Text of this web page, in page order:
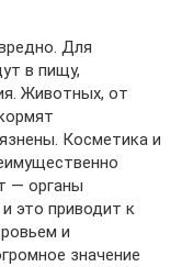
Для
в пищу,
Животных, от
Косметика и
— органы
это приводит к
и
значение